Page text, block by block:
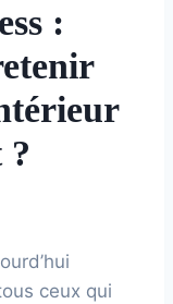
:
?
ceux qui